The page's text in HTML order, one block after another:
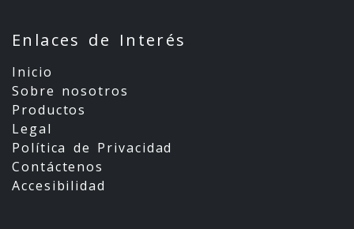
Enlaces de Interés
Inicio
Sobre nosotros
Productos
Legal
Política de Privacidad
Contáctenos
Accesibilidad